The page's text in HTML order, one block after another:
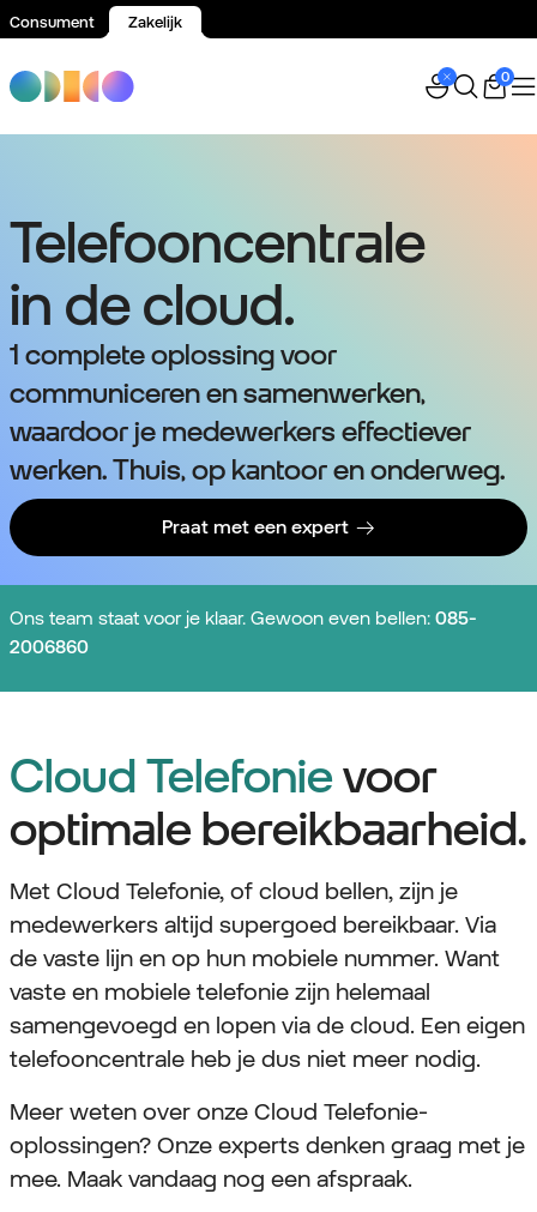
Consument Zakelijk
0
Telefooncentrale
in de cloud.
1 complete oplossing voor
communiceren en samenwerken,
waardoor je medewerkers effectiever
werken. Thuis, op kantoor en onderweg.
Praat met een expert
Ons team staat voor je klaar. Gewoon even bellen: 085-
2006860
Cloud Telefonievoor
optimale bereikbaarheid.
Met Cloud Telefonie, of cloud bellen, zijn je
medewerkers altijd supergoed bereikbaar. Via
de vaste lijn en op hun mobiele nummer. Want
vaste en mobiele telefonie zijn helemaal
samengevoegd en lopen via de cloud. Een eigen
telefooncentrale heb je dus niet meer nodig.
Meer weten over onze Cloud Telefonie-
oplossingen? Onze experts denken graag met je
mee. Maak vandaag nog een afspraak.